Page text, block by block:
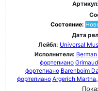
Артикул:
Состояние:
Дата
Лейбл: Universal
Исполнители:
фортепиано
фортепиано Barenboim
фортепиано Argerich